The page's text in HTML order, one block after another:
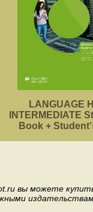
LANGUAGE
INTERMEDIATE
Book +
вы можете